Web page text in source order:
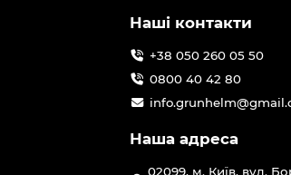
Наші контакти
+38 050 260 05 50
0800 40 42 80
Наша адреса
02099, м. Київ, вул.